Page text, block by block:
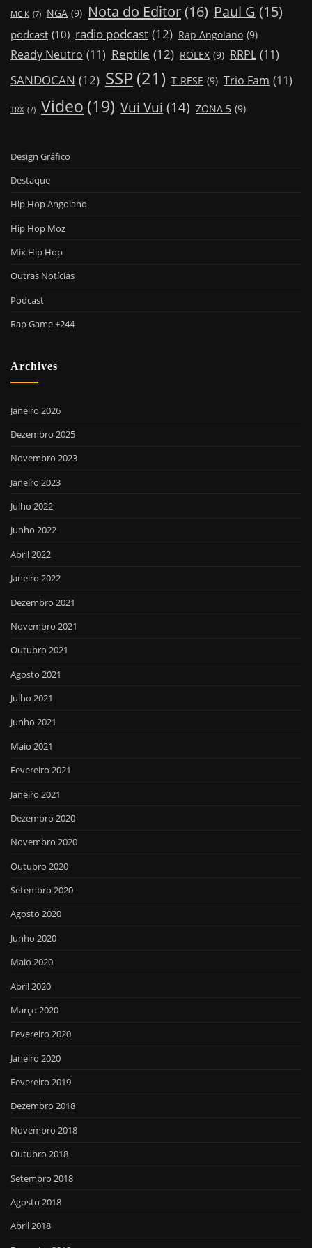
MC K (7) NGA (9) Nota do Editor(16) Paul G (15)
podcast (10) radio podcast (12) Rap Angolano (9)
Ready Neutro (11) Reptile (12) ROLEX (9) RRPL (11)
SANDOCAN (12) SSP(21) T-RESE (9) Trio Fam (11)
TRX (7) Video (19) Vui Vui (14) ZONA 5 (9)
Design Gráfico
Destaque
Hip Hop Angolano
Hip Hop Moz
Mix Hip Hop
Outras Notícias
Podcast
Rap Game +244
Archives
Janeiro 2026
Dezembro 2025
Novembro 2023
Janeiro 2023
Julho 2022
Junho 2022
Abril 2022
Janeiro 2022
Dezembro 2021
Novembro 2021
Outubro 2021
Agosto 2021
Julho 2021
Junho 2021
Maio 2021
Fevereiro 2021
Janeiro 2021
Dezembro 2020
Novembro 2020
Outubro 2020
Setembro 2020
Agosto 2020
Junho 2020
Maio 2020
Abril 2020
Março 2020
Fevereiro 2020
Janeiro 2020
Fevereiro 2019
Dezembro 2018
Novembro 2018
Outubro 2018
Setembro 2018
Agosto 2018
Abril 2018